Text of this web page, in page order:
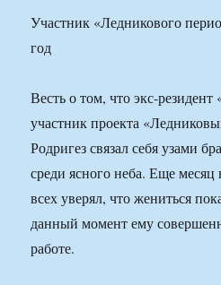
Участник «Ледникового
год
Весть о том, что экс-
участник проекта
Родригез связал себя узами
среди ясного неба. Еще
всех уверял, что жениться
данный момент ему
работе.